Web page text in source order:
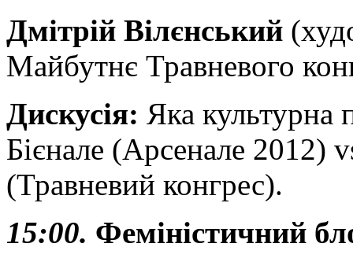
Дмітрій Вілєнський
Майбутнє Травневого
Дискусія: Яка культурна
Бієнале (Арсенале 2012)
(Травневий конгрес).
15:00. Феміністичний